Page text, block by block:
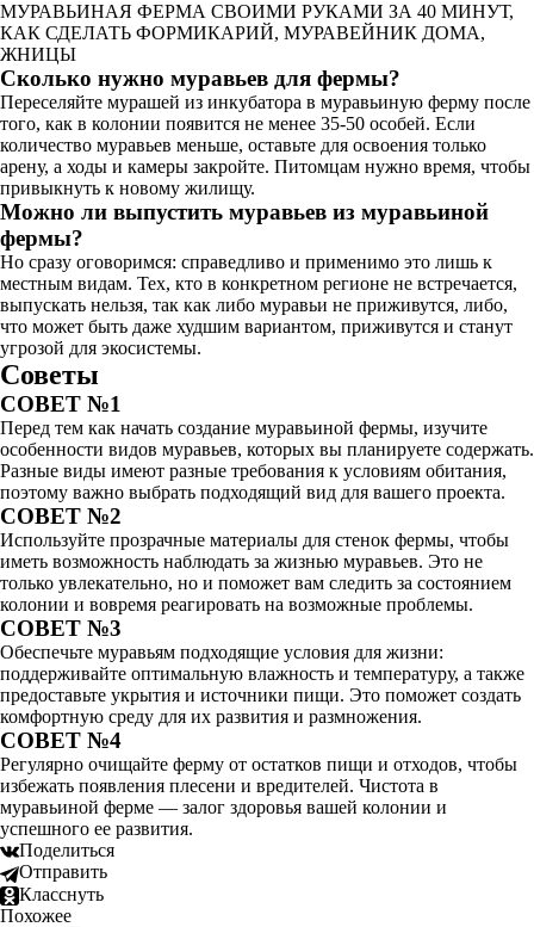
МУРАВЬИНАЯ ФЕРМА СВОИМИ РУКАМИ ЗА 40 МИНУТ,
КАК СДЕЛАТЬ ФОРМИКАРИЙ, МУРАВЕЙНИК ДОМА,
ЖНИЦЫ
Сколько нужно муравьев для фермы?
Переселяйте мурашей из инкубатора в муравьиную ферму после
того, как в колонии появится не менее 35-50 особей. Если
количество муравьев меньше, оставьте для освоения только
арену, а ходы и камеры закройте. Питомцам нужно время, чтобы
привыкнуть к новому жилищу.
Можно ли выпустить муравьев из муравьиной
фермы?
Но сразу оговоримся: справедливо и применимо это лишь к
местным видам. Тех, кто в конкретном регионе не встречается,
выпускать нельзя, так как либо муравьи не приживутся, либо,
что может быть даже худшим вариантом, приживутся и станут
угрозой для экосистемы.
Советы
СОВЕТ №1
Перед тем как начать создание муравьиной фермы, изучите
особенности видов муравьев, которых вы планируете содержать.
Разные виды имеют разные требования к условиям обитания,
поэтому важно выбрать подходящий вид для вашего проекта.
СОВЕТ №2
Используйте прозрачные материалы для стенок фермы, чтобы
иметь возможность наблюдать за жизнью муравьев. Это не
только увлекательно, но и поможет вам следить за состоянием
колонии и вовремя реагировать на возможные проблемы.
СОВЕТ №3
Обеспечьте муравьям подходящие условия для жизни:
поддерживайте оптимальную влажность и температуру, а также
предоставьте укрытия и источники пищи. Это поможет создать
комфортную среду для их развития и размножения.
СОВЕТ №4
Регулярно очищайте ферму от остатков пищи и отходов, чтобы
избежать появления плесени и вредителей. Чистота в
муравьиной ферме — залог здоровья вашей колонии и
успешного ее развития.
Поделиться
Отправить
Класснуть
Похожее